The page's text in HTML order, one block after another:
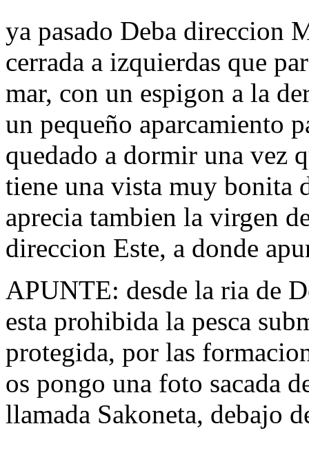
ya pasado Deba direccion
cerrada a izquierdas que
mar, con un espigon a la
un pequeño aparcamiento
quedado a dormir una vez
tiene una vista muy bonita
aprecia tambien la virgen
direccion Este, a donde
APUNTE: desde la ria de
esta prohibida la pesca
protegida, por las
os pongo una foto sacada
llamada Sakoneta, debajo